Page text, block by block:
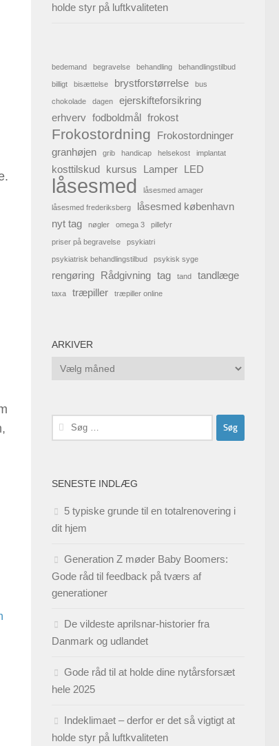
holde styr på luftkvaliteten
bedemand begravelse behandling behandlingstilbud
billigt bisættelse brystforstørrelse bus
chokolade dagen
ejerskifteforsikring
erhverv fodboldmål frokost
Frokostordning
Frokostordninger
granhøjen
grib handicap helsekost implantat
kosttilskud kursus Lamper LED
låsesmed låsesmed amager
låsesmed frederiksberg
låsesmed københavn
nyt tag
nøgler omega 3 pillefyr
priser på begravelse psykiatri
psykiatrisk behandlingstilbud psykisk syge
rengøring Rådgivning tag tand tandlæge
taxa træpiller træpiller online
ARKIVER
Arkiver
Søg
efter:
SENESTE INDLÆG
5 typiske grunde til en totalrenovering i
dit hjem
Generation Z møder Baby Boomers:
Gode råd til feedback på tværs af
generationer
De vildeste aprilsnar-historier fra
Danmark og udlandet
Gode råd til at holde dine nytårsforsæt
hele 2025
Indeklimaet – derfor er det så vigtigt at
holde styr på luftkvaliteten